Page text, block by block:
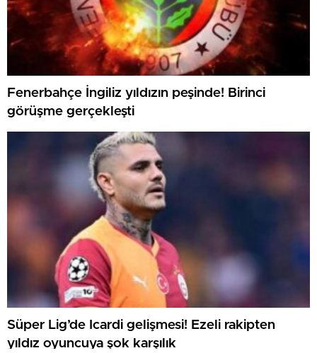
Fenerbahçe İngiliz yıldızın peşinde! Birinci
görüşme gerçekleşti
Süper Lig’de Icardi gelişmesi! Ezeli rakipten
yıldız oyuncuya şok karşılık